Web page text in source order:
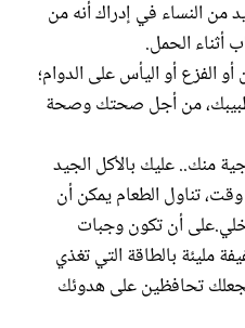
من النساء في إدراك أنه من
أثناء الحمل.
الفزع أو اليأس على الدوام؛
من أجل صحتك وصحة
منك.. عليك بالأكل الجيد
تناول الطعام يمكن أن
أن تكون وجبات
مليئة بالطاقة التي تغذي
تحافظين على هدوئك